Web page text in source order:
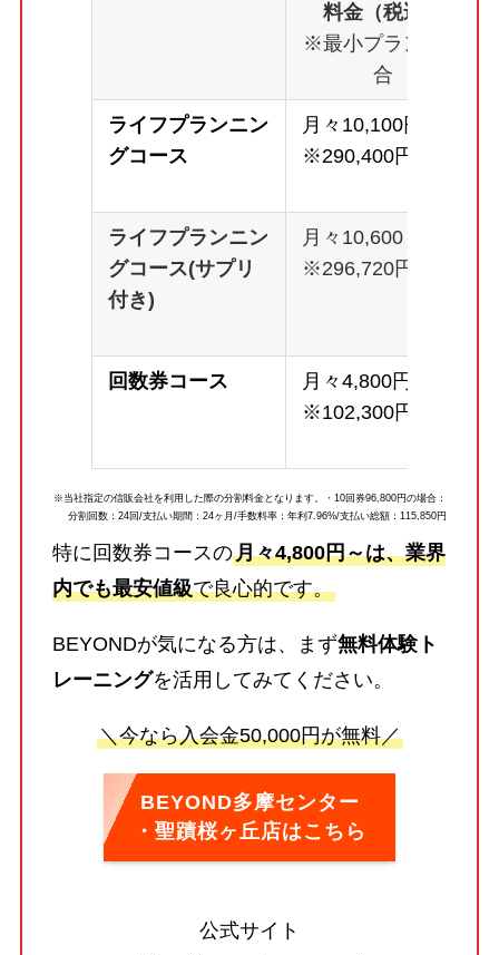
料金（税込）
※最小プランの場
合
ライフプランニン
グコース
月々10,100円～
※290,400円
ライフプランニン
グコース(サプリ
付き)
月々10,600～
※296,720円
回数券コース
月々4,800円～
※102,300円
※当社指定の信販会社を利用した際の分割料金となります。・10回券96,800円の場合：
分割回数：24回/支払い期間：24ヶ月/手数料率：年利7.96%/支払い総額：115,850円
特に回数券コースの月々4,800円～は、業界
内でも最安値級で良心的です。
BEYONDが気になる方は、まず無料体験ト
レーニングを活用してみてください。
＼今なら入会金50,000円が無料／
BEYOND多摩センター
・聖蹟桜ヶ丘店はこちら
公式サイト